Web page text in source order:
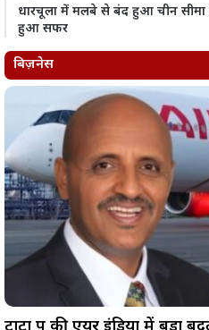
धारचूला में मलबे से बंद हुआ चीन सीमा
हुआ सफर
बिज़नेस